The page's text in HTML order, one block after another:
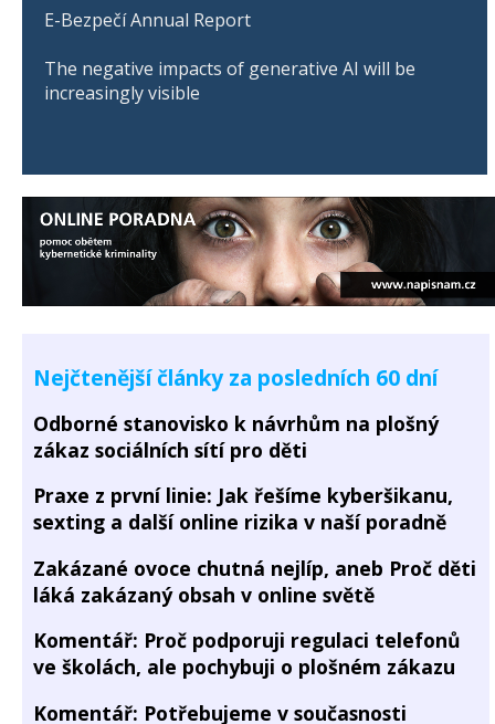
E-Bezpečí Annual Report
The negative impacts of generative AI will be
increasingly visible
Nejčtenější články za posledních 60 dní
Odborné stanovisko k návrhům na plošný
zákaz sociálních sítí pro děti
Praxe z první linie: Jak řešíme kyberšikanu,
sexting a další online rizika v naší poradně
Zakázané ovoce chutná nejlíp, aneb Proč děti
láká zakázaný obsah v online světě
Komentář: Proč podporuji regulaci telefonů
ve školách, ale pochybuji o plošném zákazu
Komentář: Potřebujeme v současnosti